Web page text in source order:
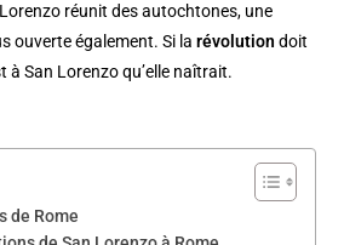
réunit des autochtones, une
ouverte également. Si larévolution doit
à San Lorenzo qu’elle naîtrait.
de Rome